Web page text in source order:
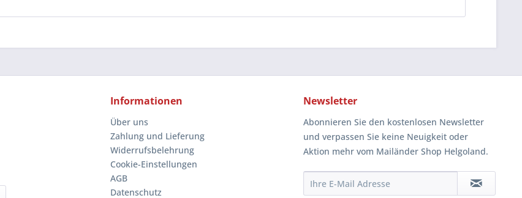
Informationen
Über uns
Zahlung und Lieferung
Widerrufsbelehrung
Cookie-Einstellungen
AGB
Datenschutz
Newsletter
Abonnieren Sie den kostenlosen Newsletter
und verpassen Sie keine Neuigkeit oder
Aktion mehr vom Mailänder Shop Helgoland.